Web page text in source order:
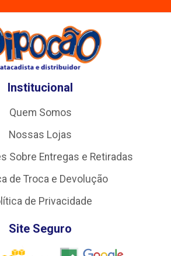
Institucional
Quem Somos
Nossas Lojas
Sobre Entregas e Retiradas
de Troca e Devolução
de Privacidade
Site Seguro